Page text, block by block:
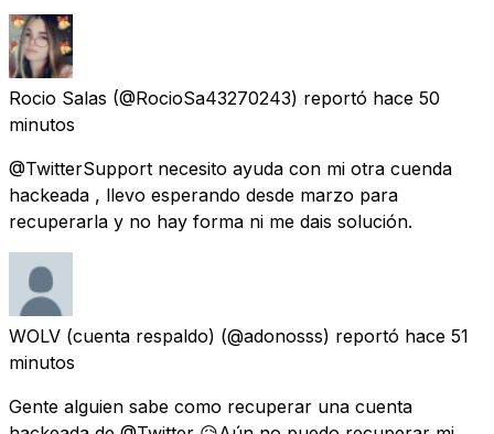
Rocio Salas (@RocioSa43270243) reportó hace 50
minutos
@TwitterSupport necesito ayuda con mi otra cuenda
hackeada , llevo esperando desde marzo para
recuperarla y no hay forma ni me dais solución.
WOLV (cuenta respaldo) (@adonosss) reportó hace 51
minutos
Gente alguien sabe como recuperar una cuenta